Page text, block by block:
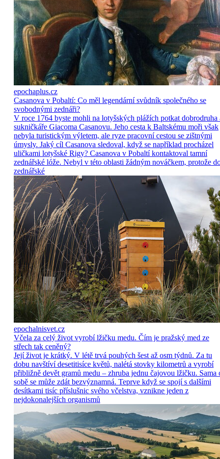
epochaplus.cz
Casanova v Pobaltí: Co měl legendární svůdník společného se
svobodnými zednáři?
V roce 1764 byste mohli na lotyšských plážích potkat dobrodruha
sukničkáře Giacoma Casanovu. Jeho cesta k Baltskému moři však
nebyla turistickým výletem, ale ryze pracovní cestou se zištnými
úmysly. Jaký cíl Casanova sledoval, když se například procházel
uličkami lotyšské Rigy? Casanova v Pobaltí kontaktoval tamní
zednářské lóže. Nebyl v této oblasti žádným nováčkem, protože
zednářské
epochalnisvet.cz
Včela za celý život vyrobí lžičku medu. Čím je pražský med ze
střech tak ceněný?
Její život je krátký. V létě trvá pouhých šest až osm týdnů. Za tu
dobu navštíví desetitisíce květů, nalétá stovky kilometrů a vyrobí
přibližně devět gramů medu – zhruba jednu čajovou lžičku. Sama
sobě se může zdát bezvýznamná. Teprve když se spojí s dalšími
desítkami tisíc příslušnic svého včelstva, vznikne jeden z
nejdokonalejších organismů